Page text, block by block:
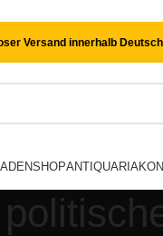
Versand innerhalb
SHOPANTIQUARIA